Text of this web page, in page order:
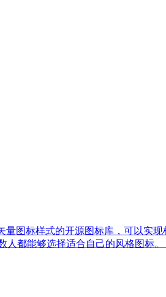
图标样式的开源图标库，可以实
都能够选择适合自己的风格图标。